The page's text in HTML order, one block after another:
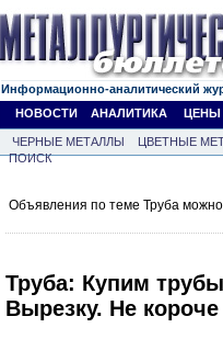
Информационно-аналитический
НОВОСТИ
АНАЛИТИКА ЦЕНЫ
ЧЕРНЫЕ МЕТАЛЛЫ ЦВЕТНЫЕ
ПОИСК
Объявления по теме Труба
Труба: Купим
Вырезку. Не